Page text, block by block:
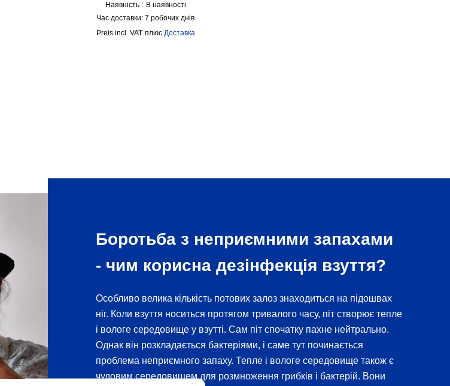
Наявність : В наявності
Час доставки:7 робочих днів
incl. VAT плюс Доставка
Боротьба з неприємними запахами
- чим корисна дезінфекція взуття?
Особливо велика кількість потових залоз знаходиться на підошвах
ніг. Коли взуття носиться протягом тривалого часу, піт створює тепле
і вологе середовище у взутті. Сам піт спочатку пахне нейтрально.
Однак він розкладається бактеріями, і саме тут починається
проблема неприємного запаху. Тепле і вологе середовище також є
чудовим середовищем для розмноження грибків і бактерій. Вони